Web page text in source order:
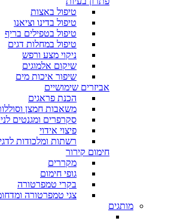
טיפול באצות
טיפול בדינו וציאנו
טיפול בטפילים בריף
טיפול במחלות דגים
ניקוי מצע ורפש
שיקום אלמוגים
שיפור איכות מים
אביזרים שימושיים
הכנת פראגים
משאבות חמצן
סקרפרים ומגנטים
פיצוי אידוי
רשתות ומלכודות
חימום קירור
מקררים
גופי חימום
בקרי טמפרטורה
צגי טמפרטורה
מותגים